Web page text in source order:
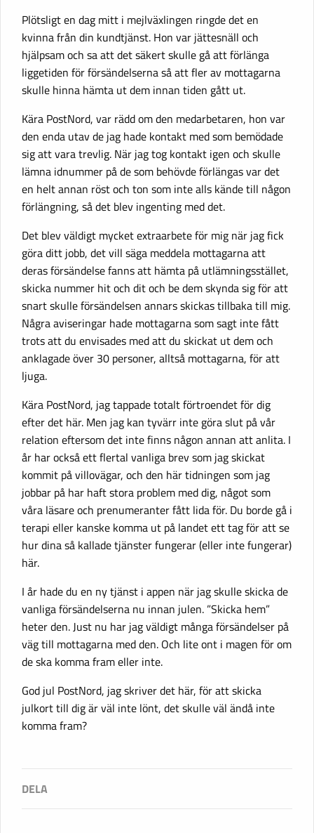
Plötsligt en dag mitt i mejlväxlingen ringde det en
kvinna från din kundtjänst. Hon var jättesnäll och
hjälpsam och sa att det säkert skulle gå att förlänga
liggetiden för försändelserna så att fler av mottagarna
skulle hinna hämta ut dem innan tiden gått ut.
Kära PostNord, var rädd om den medarbetaren, hon var
den enda utav de jag hade kontakt med som bemödade
sig att vara trevlig. När jag tog kontakt igen och skulle
lämna idnummer på de som behövde förlängas var det
en helt annan röst och ton som inte alls kände till någon
förlängning, så det blev ingenting med det.
Det blev väldigt mycket extraarbete för mig när jag fick
göra ditt jobb, det vill säga meddela mottagarna att
deras försändelse fanns att hämta på utlämningsstället,
skicka nummer hit och dit och be dem skynda sig för att
snart skulle försändelsen annars skickas tillbaka till mig.
Några aviseringar hade mottagarna som sagt inte fått
trots att du envisades med att du skickat ut dem och
anklagade över 30 personer, alltså mottagarna, för att
ljuga.
Kära PostNord, jag tappade totalt förtroendet för dig
efter det här. Men jag kan tyvärr inte göra slut på vår
relation eftersom det inte finns någon annan att anlita. I
år har också ett flertal vanliga brev som jag skickat
kommit på villovägar, och den här tidningen som jag
jobbar på har haft stora problem med dig, något som
våra läsare och prenumeranter fått lida för. Du borde gå i
terapi eller kanske komma ut på landet ett tag för att se
hur dina så kallade tjänster fungerar (eller inte fungerar)
här.
I år hade du en ny tjänst i appen när jag skulle skicka de
vanliga försändelserna nu innan julen. ”Skicka hem”
heter den. Just nu har jag väldigt många försändelser på
väg till mottagarna med den. Och lite ont i magen för om
de ska komma fram eller inte.
God jul PostNord, jag skriver det här, för att skicka
julkort till dig är väl inte lönt, det skulle väl ändå inte
komma fram?